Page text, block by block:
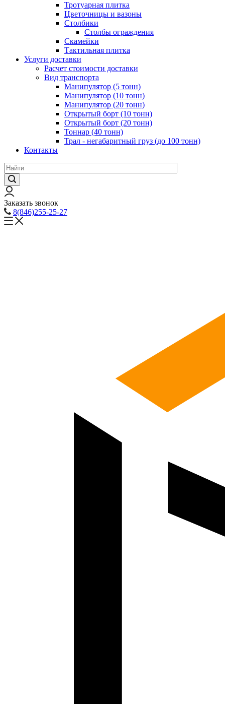
Тротуарная плитка
Цветочницы и вазоны
Столбики
Столбы ограждения
Скамейки
Тактильная плитка
Услуги доставки
Расчет стоимости доставки
Вид транспорта
Манипулятор (5 тонн)
Манипулятор (10 тонн)
Манипулятор (20 тонн)
Открытый борт (10 тонн)
Открытый борт (20 тонн)
Тоннар (40 тонн)
Трал - негабаритный груз (до 100 тонн)
Контакты
Заказать звонок
8(846)255-25-27